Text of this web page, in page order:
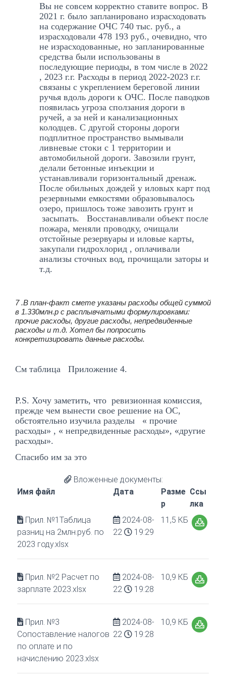
Вы не совсем корректно ставите вопрос. В
2021 г. было запланировано израсходовать
на содержание ОЧС 740 тыс. руб., а
израсходовали 478 193 руб., очевидно, что
не израсходованные, но запланированные
средства были использованы в
последующие периоды, в том числе в 2022
, 2023 г.г. Расходы в период 2022-2023 г.г.
связаны с укреплением береговой линии
ручья вдоль дороги к ОЧС. После паводков
появилась угроза сползания дороги в
ручей, а за ней и канализационных
колодцев. С другой стороны дороги
подплитное пространство вымывали
ливневые стоки с 1 территории и
автомобильной дороги. Завозили грунт,
делали бетонные инъекции и
устанавливали горизонтальный дренаж.
После обильных дождей у иловых карт под
резервными емкостями образовывалось
озеро, пришлось тоже завозить грунт и
засыпать. Восстанавливали объект после
пожара, меняли проводку, очищали
отстойные резервуары и иловые карты,
закупали гидрохлорид , оплачивали
анализы сточных вод, прочищали заторы и
т.д.
7 .В план-факт смете указаны расходы общей суммой
в 1.330млн.р с расплывчатыми формулировками:
прочие расходы, другие расходы, непредвиденные
расходы и т.д. Хотел бы попросить
конкретизировать данные расходы.
См таблица Приложение 4.
P.S. Хочу заметить, что ревизионная комиссия,
прежде чем вынести свое решение на ОС,
обстоятельно изучила разделы « прочие
расходы» , « непредвиденные расходы», «другие
расходы».
Спасибо им за это
Вложенные документы:
Имя файл
Дата
Разме
р
Ссы
лка
Прил. №1Таблица
разниц на 2млн.руб. по
2023 году.xlsx
2024-08-
22
19:29
11,5 КБ
Прил. №2 Расчет по
зарплате 2023.xlsx
2024-08-
22
19:28
10,9 КБ
Прил. №3
Сопоставление налогов
по оплате и по
начислению 2023.xlsx
2024-08-
22
19:28
10,9 КБ